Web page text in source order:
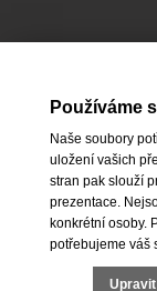
Používáme
Naše soubory
uložení vašich
stran pak slouží
prezentace.
konkrétní osoby.
potřebujeme váš
Upravit